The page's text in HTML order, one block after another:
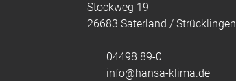
Stockweg 19
26683 Saterland / Strücklingen
04498 89-0
info@hansa-klima.de